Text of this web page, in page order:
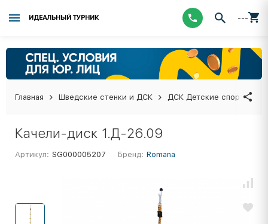
ИДЕАЛЬНЫЙ ТУРНИК ---
Главная Шведские стенки и ДСК ДСК Детские
Качели-диск 1.Д-26.09
Артикул: SG000005207 Бренд: Romana